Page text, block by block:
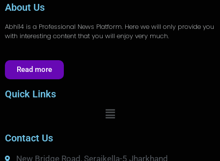
About Us
Abhi14 is a Professional News Platform. Here we will only provide you
with interesting content that you will enjoy very much.
Read more
Quick Links
Contact Us
New Bridge Road, Seraikella-5 Jharkhand